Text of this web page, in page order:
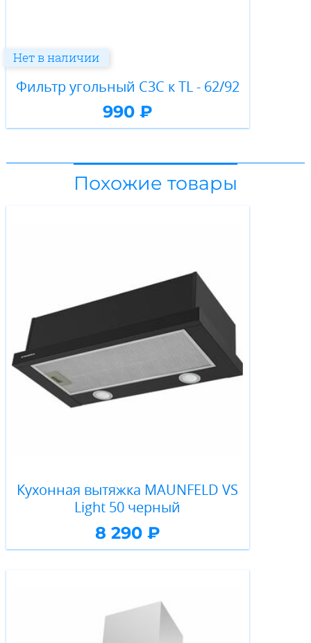
Фильтр угольный C3C к TL - 62/92
990 ₽
Нет в наличии
Похожие товары
Кухонная вытяжка MAUNFELD VS
Light 50 черный
8 290 ₽